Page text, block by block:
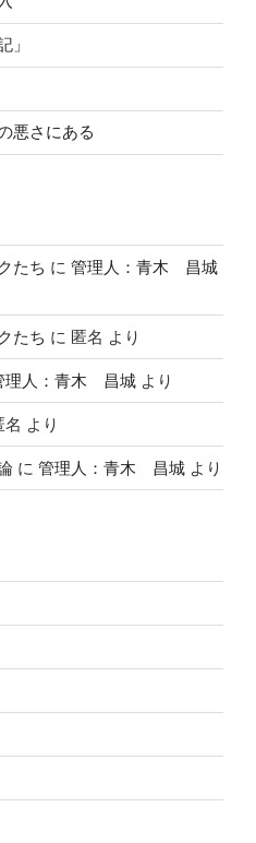
」
悪さにある
たち に 管理人：青木 昌城
たち に 匿名 より
理人：青木 昌城 より
名 より
に 管理人：青木 昌城 より